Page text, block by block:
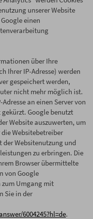
unserer Website
einen
über Ihre
Ihrer IP-Adresse) werden
gespeichert werden,
nicht mehr möglich ist.
an einen Server von
Google benutzt
Website auszuwerten, um
Websitebetreiber
Websitenutzung und
zu erbringen. Die
Browser übermittelte
von Google
Umgang mit
Sie in der
6004245?hl=de.